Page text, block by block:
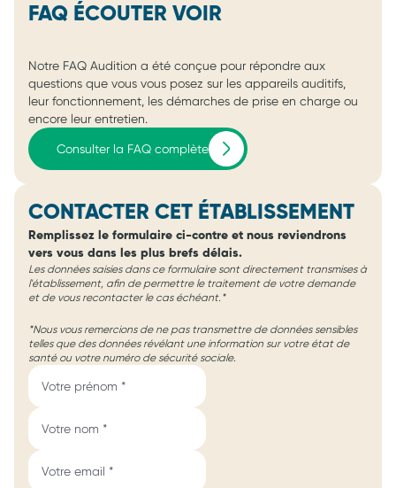
FAQ ÉCOUTER VOIR
Notre FAQ Audition a été conçue pour répondre aux
questions que vous vous posez sur les appareils auditifs,
leur fonctionnement, les démarches de prise en charge ou
encore leur entretien.
Consulter la FAQ complète
CONTACTER CET ÉTABLISSEMENT
Remplissez le formulaire ci-contre et nous reviendrons
vers vous dans les plus brefs délais.
Les données saisies dans ce formulaire sont directement transmises à
l'établissement, afin de permettre le traitement de votre demande
et de vous recontacter le cas échéant.*
*Nous vous remercions de ne pas transmettre de données sensibles
telles que des données révélant une information sur votre état de
santé ou votre numéro de sécurité sociale.